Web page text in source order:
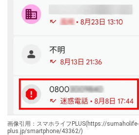
画像引用：スマホライフPLUS(https://sumaholife-
plus.jp/smartphone/43362/)